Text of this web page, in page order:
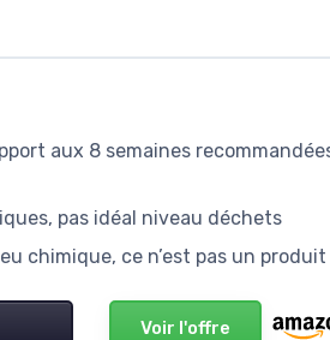
aux 8 semaines
pas idéal niveau déchets
chimique, ce n’est pas un
Voir l'offre